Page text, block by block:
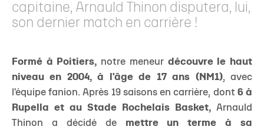
capitaine, Arnauld Thinon disputera, lui,
son dernier match en carrière !
Formé à Poitiers, notre meneurdécouvre le haut
niveau en 2004, à l'âge de 17 ans (NM1), avec
l'équipe fanion. Après 19 saisons en carrière, dont 6 à
Rupella et au Stade Rochelais Basket, Arnauld
Thinon a décidé de mettre un terme à sa